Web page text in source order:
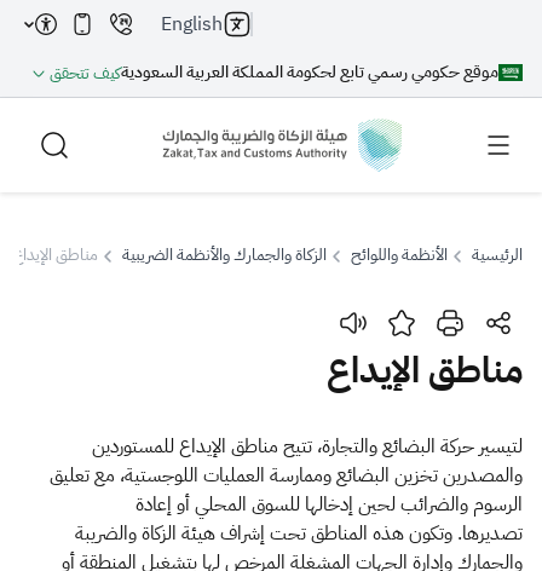
موقع حكومي رسمي تابع لحكومة المملكة العربية السعوديةكيف تتحقق
English
بحث
اقتراحات
الزكاة الجمارك
ضريبة القيمة المضافة
الرئيسية الأنظمة واللوائح الزكاة والجمارك والأنظمة الضريبية مناطق الإيداع
مناطق الإيداع
لتيسير حركة البضائع والتجارة، تتيح مناطق الإيداع للمستوردين
والمصدرين تخزين البضائع وممارسة العمليات اللوجستية، مع تعليق
الرسوم والضرائب لحين إدخالها للسوق المحلي أو إعادة
تصديرها. وتكون هذه المناطق تحت إشراف هيئة الزكاة والضريبة
والجمارك وإدارة الجهات المشغلة المرخص لها بتشغيل المنطقة أو